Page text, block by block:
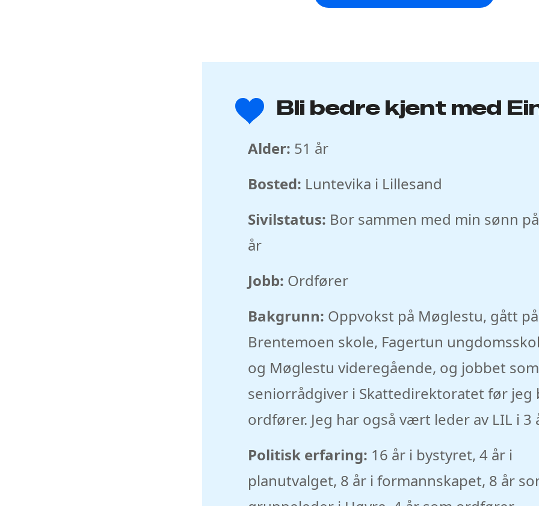
Bli bedre kjent med
Alder: 51 år
Bosted: Luntevika i Lillesand
Sivilstatus: Bor sammen med min sønn
år
Jobb: Ordfører
Bakgrunn: Oppvokst på Møglestu, gått på
Brentemoen skole, Fagertun
og Møglestu videregående, og jobbet som
seniorrådgiver i Skattedirektoratet før jeg
ordfører. Jeg har også vært leder av LIL i 3
Politisk erfaring: 16 år i bystyret, 4 år i
planutvalget, 8 år i formannskapet, 8 år